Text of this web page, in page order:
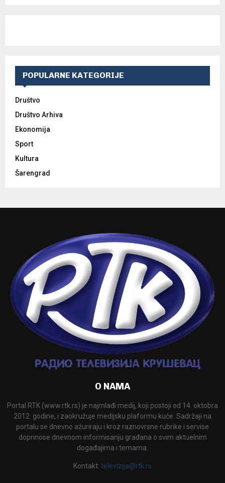
POPULARNE KATEGORIJE
Društvo
Društvo Arhiva
Ekonomija
Sport
Kultura
Šarengrad
O NAMA
Portal RTK (www.rtk.rs) je najmlađi medij, koji postoji od 14. oktobra
2012. godine, i zaokružuje medijsku plaformu kuće. Sadržaji na
portalu se dnevno ažuriraju i kroz raznovrsne rubrike i servise
doprinose dnevnom informisanju građana o svim aktuelnim
događajima i temama.
Kontakt: televizija@rtk.rs